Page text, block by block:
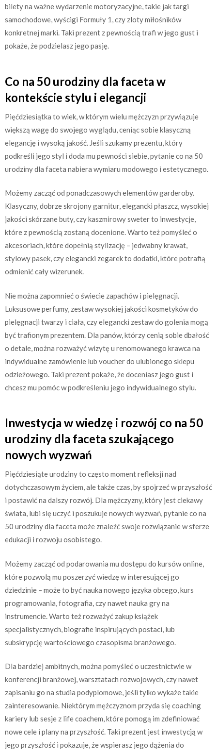
bilety na ważne wydarzenie motoryzacyjne, takie jak targi
samochodowe, wyścigi Formuły 1, czy zloty miłośników
konkretnej marki. Taki prezent z pewnością trafi w jego gust i
pokaże, że podzielasz jego pasję.
Co na 50 urodziny dla faceta w
kontekście stylu i elegancji
Pięćdziesiątka to wiek, w którym wielu mężczyzn przywiązuje
większą wagę do swojego wyglądu, ceniąc sobie klasyczną
elegancję i wysoką jakość. Jeśli szukamy prezentu, który
podkreśli jego styl i doda mu pewności siebie, pytanie co na 50
urodziny dla faceta nabiera wymiaru modowego i estetycznego.
Możemy zacząć od ponadczasowych elementów garderoby.
Klasyczny, dobrze skrojony garnitur, elegancki płaszcz, wysokiej
jakości skórzane buty, czy kaszmirowy sweter to inwestycje,
które z pewnością zostaną docenione. Warto też pomyśleć o
akcesoriach, które dopełnią stylizację – jedwabny krawat,
stylowy pasek, czy elegancki zegarek to dodatki, które potrafią
odmienić cały wizerunek.
Nie można zapomnieć o świecie zapachów i pielęgnacji.
Luksusowe perfumy, zestaw wysokiej jakości kosmetyków do
pielęgnacji twarzy i ciała, czy elegancki zestaw do golenia mogą
być trafionym prezentem. Dla panów, którzy cenią sobie dbałość
o detale, można rozważyć wizytę u renomowanego krawca na
indywidualne zamówienie lub voucher do ulubionego sklepu
odzieżowego. Taki prezent pokaże, że doceniasz jego gust i
chcesz mu pomóc w podkreśleniu jego indywidualnego stylu.
Inwestycja w wiedzę i rozwój co na 50
urodziny dla faceta szukającego
nowych wyzwań
Pięćdziesiąte urodziny to często moment refleksji nad
dotychczasowym życiem, ale także czas, by spojrzeć w przyszłość
i postawić na dalszy rozwój. Dla mężczyzny, który jest ciekawy
świata, lubi się uczyć i poszukuje nowych wyzwań, pytanie co na
50 urodziny dla faceta może znaleźć swoje rozwiązanie w sferze
edukacji i rozwoju osobistego.
Możemy zacząć od podarowania mu dostępu do kursów online,
które pozwolą mu poszerzyć wiedzę w interesującej go
dziedzinie – może to być nauka nowego języka obcego, kurs
programowania, fotografia, czy nawet nauka gry na
instrumencie. Warto też rozważyć zakup książek
specjalistycznych, biografie inspirujących postaci, lub
subskrypcję wartościowego czasopisma branżowego.
Dla bardziej ambitnych, można pomyśleć o uczestnictwie w
konferencji branżowej, warsztatach rozwojowych, czy nawet
zapisaniu go na studia podyplomowe, jeśli tylko wykaże takie
zainteresowanie. Niektórym mężczyznom przyda się coaching
kariery lub sesje z life coachem, które pomogą im zdefiniować
nowe cele i plany na przyszłość. Taki prezent jest inwestycją w
jego przyszłość i pokazuje, że wspierasz jego dążenia do